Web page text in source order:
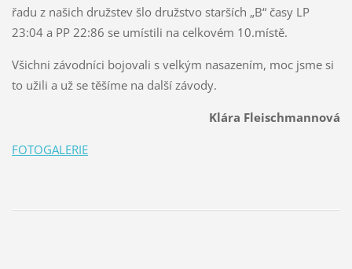
řadu z našich družstev šlo družstvo starších „B“ časy LP
23:04 a PP 22:86 se umístili na celkovém 10.místě.
Všichni závodníci bojovali s velkým nasazením, moc jsme si
to užili a už se těšíme na další závody.
Klára Fleischmannová
FOTOGALERIE